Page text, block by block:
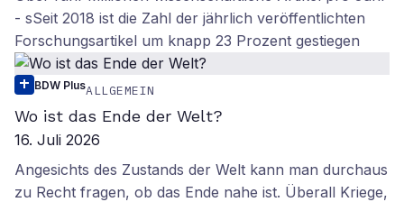
- sSeit 2018 ist die Zahl der jährlich veröffentlichten
Forschungsartikel um knapp 23 Prozent gestiegen
BDW PlusALLGEMEIN
Wo ist das Ende der Welt?
16. Juli 2026
Angesichts des Zustands der Welt kann man durchaus
zu Recht fragen, ob das Ende nahe ist. Überall Kriege,